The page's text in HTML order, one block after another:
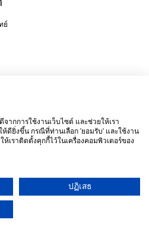
ย์
พุธ
พฤหัสบดี
ศุกร์
เสาร์
ากการใช้งานเว็บไซต์ และช่วยให้เรา
ดียิ่งขึ้น กรณีที่ท่านเลือก 'ยอมรับ' และใช้งาน
เราติดตั้งคุกกี้ไว้ในเครื่องคอมพิวเตอร์ของ
ปฏิเสธ